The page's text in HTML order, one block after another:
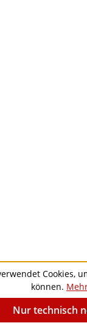
Cookies,
können.
Nur technisch